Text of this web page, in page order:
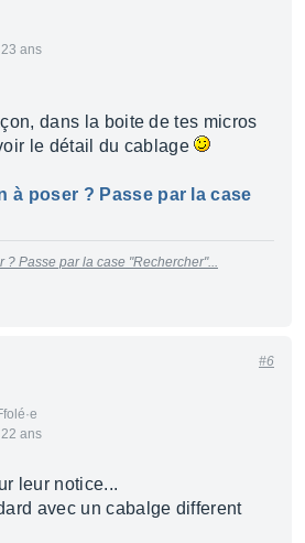
ans
dans la boite de tes micros
le détail du cablage
à poser ? Passe par la case
? Passe par la case "Rechercher"...
ans
#6
leur notice...
avec un cabalge different